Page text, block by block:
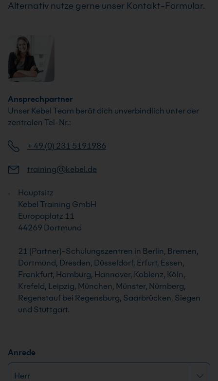
Alternativ nutze gerne unser Kontakt-Formular.
Ansprechpartner
Unser Kebel Team berät dich unverbindlich unter der
zentralen Tel-Nr.:
+ 49 (0) 231 5191986
training@kebel.de
Hauptsitz
Kebel Training GmbH
Europaplatz 11
44269 Dortmund
21 (Partner)-Schulungszentren in Berlin, Bremen,
Dortmund, Dresden, Düsseldorf, Erfurt, Essen,
Frankfurt, Hamburg, Hannover, Koblenz, Köln,
Krefeld, Leipzig, München, Münster, Nürnberg,
Regenstauf bei Regensburg, Saarbrücken, Siegen
und Stuttgart.
N
a
Anrede